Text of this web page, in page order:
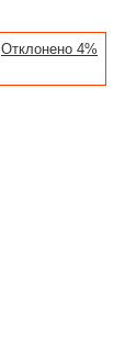
Отклонено 4%